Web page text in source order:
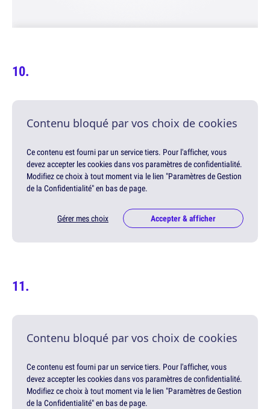
Contenu bloqué par vos choix de cookies
Ce contenu est fourni par un service tiers. Pour l'afficher, vous
devez accepter les cookies dans vos paramètres de confidentialité.
Modifiez ce choix à tout moment via le lien "Paramètres de Gestion
de la Confidentialité" en bas de page.
Gérer mes choix Accepter & afficher
Contenu bloqué par vos choix de cookies
Ce contenu est fourni par un service tiers. Pour l'afficher, vous
devez accepter les cookies dans vos paramètres de confidentialité.
Modifiez ce choix à tout moment via le lien "Paramètres de Gestion
de la Confidentialité" en bas de page.